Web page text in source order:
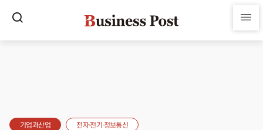
기업과산업 전자·전기·정보통신